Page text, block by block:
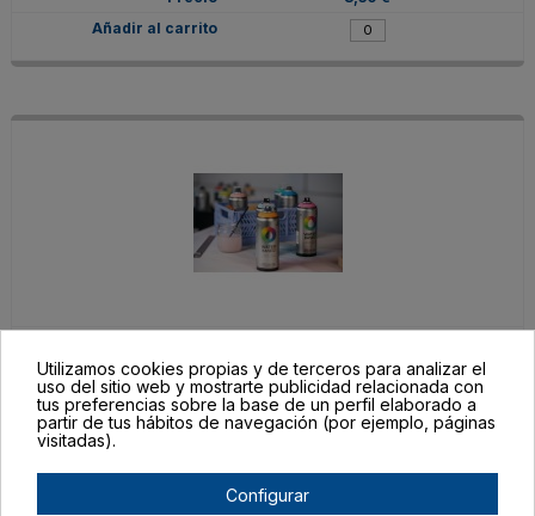
Rojo Medusa
En stock
8,30 €
Utilizamos cookies propias y de terceros para analizar el
uso del sitio web y mostrarte publicidad relacionada con
tus preferencias sobre la base de un perfil elaborado a
partir de tus hábitos de navegación (por ejemplo, páginas
visitadas).
Configurar